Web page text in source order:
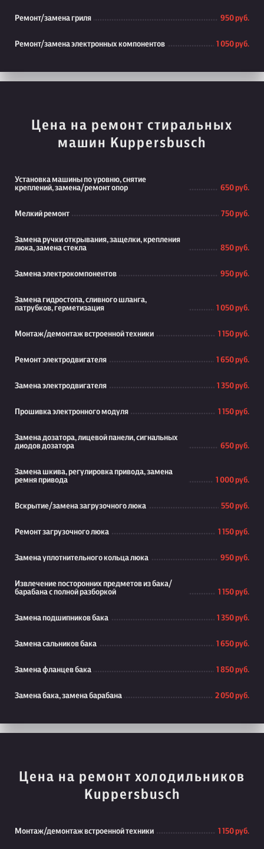
Ремонт/замена гриля 950 руб.
Ремонт/замена электронных компонентов 1 050 руб.
Цена на ремонт стиральных
машин Kuppersbusch
Установка машины по уровню, снятие
креплений, замена/ремонт опор
650 руб.
Мелкий ремонт 750 руб.
Замена ручки открывания, защелки, крепления
люка, замена стекла
850 руб.
Замена электрокомпонентов 950 руб.
Замена гидростопа, сливного шланга,
патрубков, герметизация
1 050 руб.
Монтаж/демонтаж встроенной техники 1 150 руб.
Ремонт электродвигателя 1 650 руб.
Замена электродвигателя 1 350 руб.
Прошивка электронного модуля 1 150 руб.
Замена дозатора, лицевой панели, сигнальных
диодов дозатора
650 руб.
Замена шкива, регулировка привода, замена
ремня привода
1 000 руб.
Вскрытие/замена загрузочного люка 550 руб.
Ремонт загрузочного люка 1 150 руб.
Замена уплотнительного кольца люка 950 руб.
Извлечение посторонних предметов из бака/
барабана с полной разборкой
1 150 руб.
Замена подшипников бака 1 350 руб.
Замена сальников бака 1 650 руб.
Замена фланцев бака 1 850 руб.
Замена бака, замена барабана 2 050 руб.
Цена на ремонт холодильников
Kuppersbusch
Монтаж/демонтаж встроенной техники 1 150 руб.